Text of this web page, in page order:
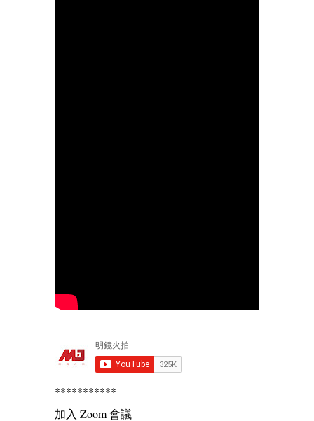
***********
加入 Zoom 會議